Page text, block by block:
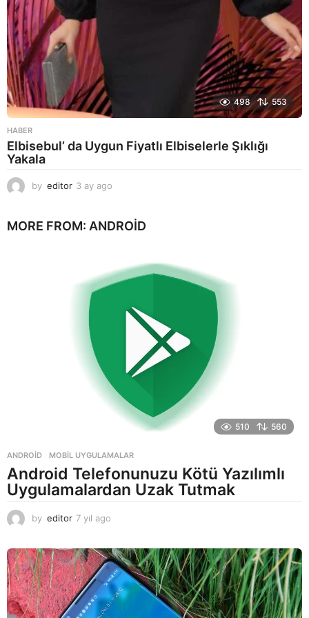
498 553
HABER
Elbisebul’ da Uygun Fiyatlı Elbiselerle Şıklığı
Yakala
by editor 3 ay ago
a
MORE FROM: ANDROID
510 560
ANDROID ,MOBIL UYGULAMALAR
Android Telefonunuzu Kötü Yazılımlı
Uygulamalardan Uzak Tutmak
by editor 7 yıl ago
l
a
g
o